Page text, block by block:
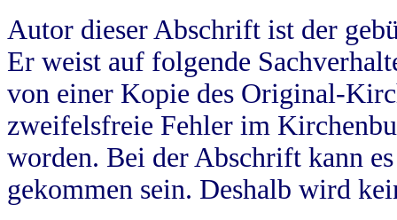
Autor dieser Abschrift ist der
Er weist auf folgende
von einer Kopie des Original-
zweifelsfreie Fehler im
worden. Bei der Abschrift kann
gekommen sein. Deshalb wird